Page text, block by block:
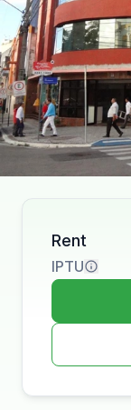
Rent
IPTU